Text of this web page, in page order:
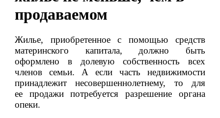
продаваемом
Жилье, приобретенное с помощью средств
материнского капитала, должно быть
оформлено в долевую собственность всех
членов семьи. А если часть недвижимости
принадлежит несовершеннолетнему, то для
ее продажи потребуется разрешение органа
опеки.